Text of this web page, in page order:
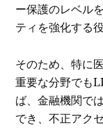
ー保護のレベル
ティを強化する
そのため、特に
重要な分野でも
ば、金融機関で
でき、不正アク